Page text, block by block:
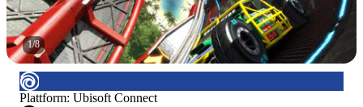
1/8
Plattform: Ubisoft Connect